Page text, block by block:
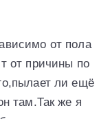
от пола
от причины по
ли ещё
там.Так же я